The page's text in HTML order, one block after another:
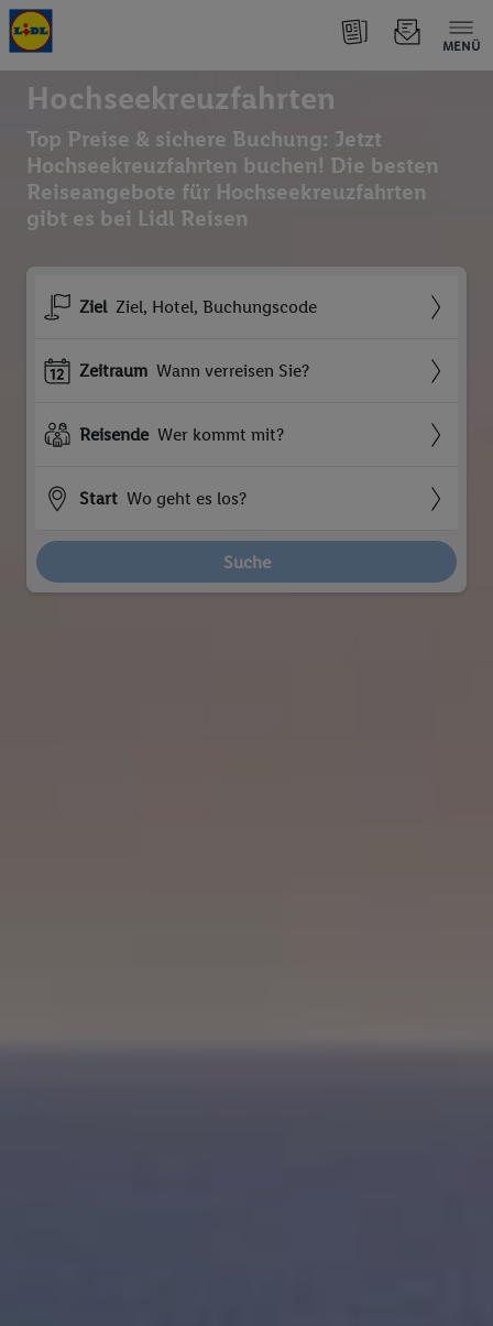
MENÜ
Hochseekreuzfahrten
Top Preise & sichere Buchung: Jetzt
Hochseekreuzfahrten buchen! Die besten
Reiseangebote für Hochseekreuzfahrten
gibt es bei Lidl Reisen
Ziel Ziel, Hotel, Buchungscode
Zeitraum Wann verreisen Sie?
Reisende Wer kommt mit?
Start Wo geht es los?
Suche